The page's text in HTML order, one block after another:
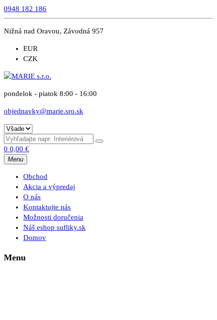
0948 182 186
Nižná nad Oravou, Závodná 957
EUR
CZK
pondelok - piatok 8:00 - 16:00
objednavky@marie.sro.sk
0 0,00 €
Menu
Obchod
Akcia a výpredaj
O nás
Kontaktujte nás
Možnosti doručenia
Náš eshop sufliky.sk
Domov
Menu